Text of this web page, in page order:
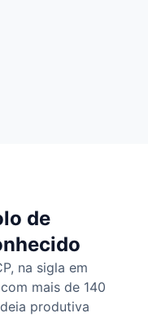
de
na sigla em
mais de 140
produtiva